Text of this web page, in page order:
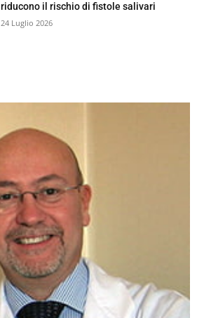
riducono il rischio di fistole salivari
24 Luglio 2026